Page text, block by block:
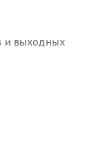
и выходных